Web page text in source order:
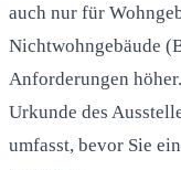
auch nur für
Nichtwohngebäude
Anforderungen
Urkunde des
umfasst, bevor Sie